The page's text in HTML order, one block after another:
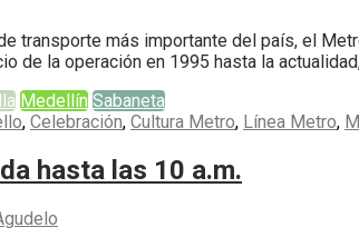
transporte más importante del país, el
de la operación en 1995 hasta la
Medellín Sabaneta
, Celebración, Cultura Metro, Línea Metro,
hasta las 10 a.m.